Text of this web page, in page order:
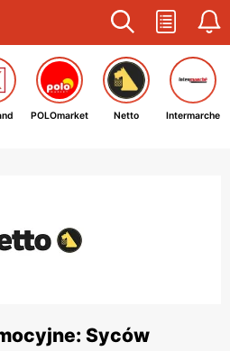
POLOmarket Netto Intermarche
Syców